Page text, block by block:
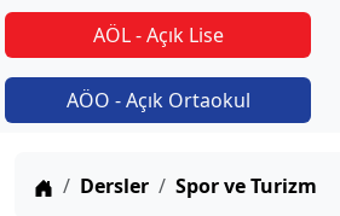
AÖL - Açık Lise
AÖO - Açık Ortaokul
Anasayfa
Dersler Spor ve Turizm